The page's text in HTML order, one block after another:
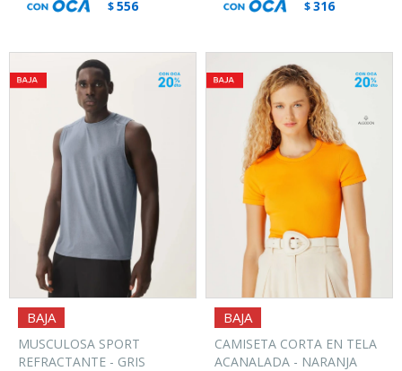
$556 $316
MUSCULOSA SPORT
REFRACTANTE - GRIS
CAMISETA CORTA EN TELA
ACANALADA - NARANJA